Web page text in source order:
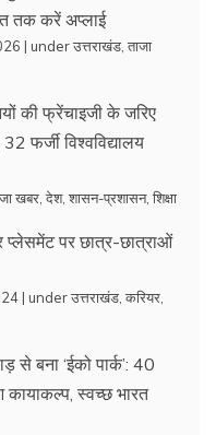
तक करें अप्लाई
| underउत्तराखंड ताजा
की फ्रेंचाइजी के जरिए
फर्जी विश्वविद्यालय
खबर देश, शासन-प्रशासन, शिक्षा
प्लेसमेंट पर छात्र-छात्राओं
| underउत्तराखंड करियर
से बना ‘ईको पार्क’: 40
स्वच्छ भारत